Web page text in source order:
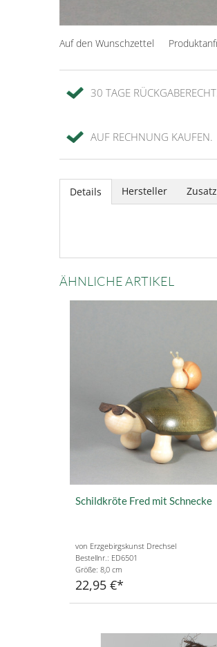
Auf den Wunschzettel
30 TAGE
AUF RECHNUNG KAUFEN.
Details Hersteller
ÄHNLICHE ARTIKEL
Schildkröte Fred mit Schnecke
von Erzgebirgskunst Drechsel
Bestellnr.: ED6501
Größe: 8,0 cm
22,95 €